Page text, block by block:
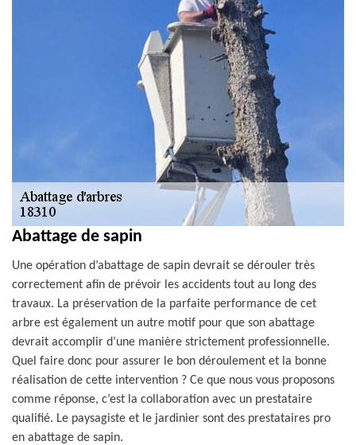
Abattage de sapin
Une opération d’abattage de sapin devrait se dérouler très
correctement afin de prévoir les accidents tout au long des
travaux. La préservation de la parfaite performance de cet
arbre est également un autre motif pour que son abattage
devrait accomplir d’une manière strictement professionnelle.
Quel faire donc pour assurer le bon déroulement et la bonne
réalisation de cette intervention ? Ce que nous vous proposons
comme réponse, c’est la collaboration avec un prestataire
qualifié. Le paysagiste et le jardinier sont des prestataires pro
en abattage de sapin.